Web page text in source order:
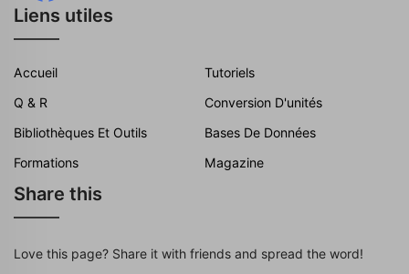
Liens utiles
Accueil
Tutoriels
Q & R
Conversion D'unités
Bibliothèques Et Outils
Bases De Données
Formations
Magazine
Share this
Love this page? Share it with friends and spread the word!